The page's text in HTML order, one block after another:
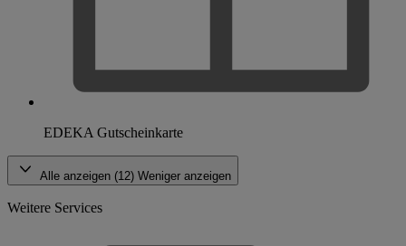
EDEKA Gutscheinkarte
Alle anzeigen (12) Weniger anzeigen
Weitere Services